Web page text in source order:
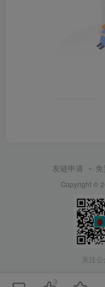
友链申请
Copyright ©
关注
3